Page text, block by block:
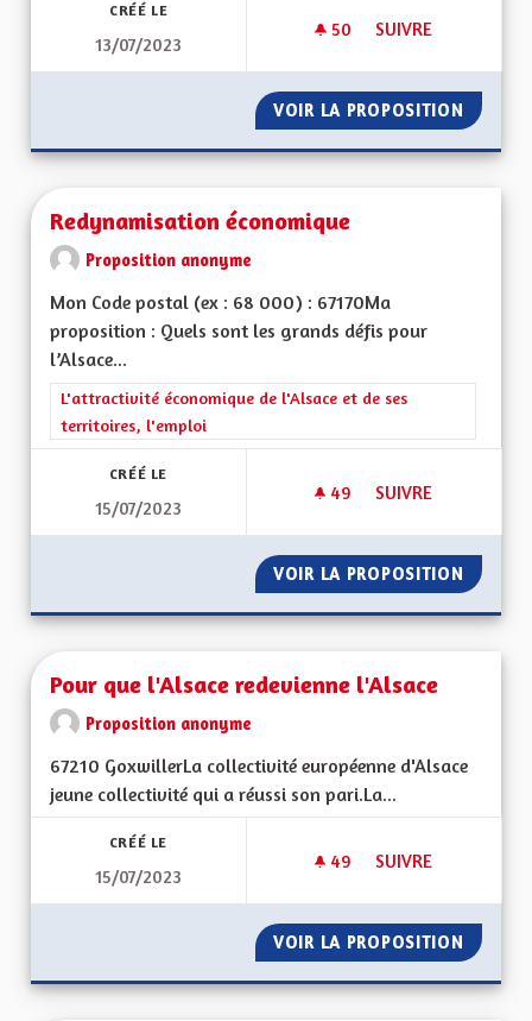
CRÉÉ LE
13/07/2023
50 50 ABONNÉS
SUIVRE
VOIR LA PROPOSITION
Redynamisation économique
Proposition anonyme
Mon Code postal (ex : 68 000) : 67170Ma
proposition : Quels sont les grands défis pour
l’Alsace...
Filtrer les résultats de la catégorie : L'attractivité
L'attractivité économique de l'Alsace et de ses
territoires, l'emploi
CRÉÉ LE
15/07/2023
49 49 ABONNÉS
SUIVRE
VOIR LA PROPOSITION
Pour que l'Alsace redevienne l'Alsace
Proposition anonyme
67210 GoxwillerLa collectivité européenne d'Alsace
jeune collectivité qui a réussi son pari.La...
CRÉÉ LE
15/07/2023
49 49 ABONNÉS
SUIVRE
VOIR LA PROPOSITION POUR